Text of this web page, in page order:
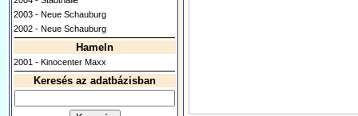
2003 - Neue Schauburg
2002 - Neue Schauburg
Hameln
2001 - Kinocenter Maxx
Keresés az adatbázisban